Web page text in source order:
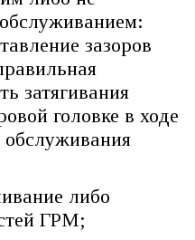
зазоров
затягивания
головке в ходе
обслуживания
либо
ГРМ;